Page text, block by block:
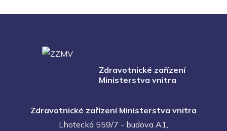
Zdravotnické zařízení
Ministerstva vnitra
Zdravotnické zařízení Ministerstva vnitra
Lhotecká 559/7 - budova A1,